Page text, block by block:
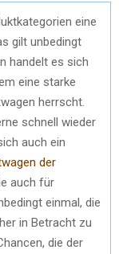
eine
gilt unbedingt
handelt es sich
eine starke
herrscht.
schnell wieder
auch ein
der
auch für
einmal, die
in Betracht zu
die der